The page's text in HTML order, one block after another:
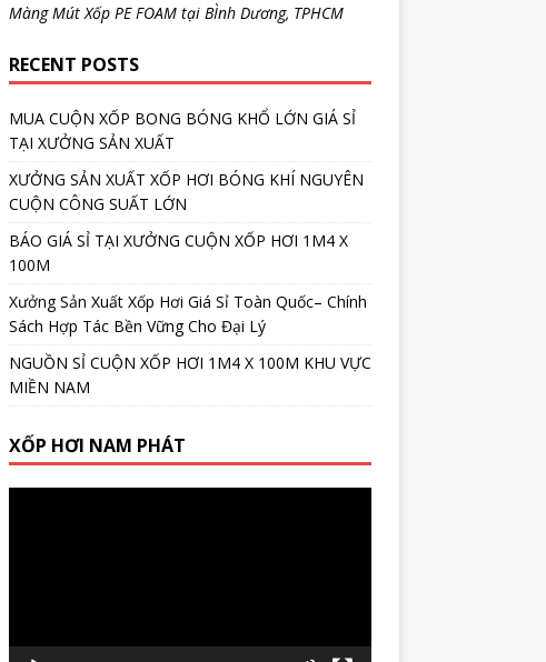
Màng Mút Xốp PE FOAM tại BÌnh Dương, TPHCM
RECENT POSTS
MUA CUỘN XỐP BONG BÓNG KHỔ LỚN GIÁ SỈ
TẠI XƯỞNG SẢN XUẤT
XƯỞNG SẢN XUẤT XỐP HƠI BÓNG KHÍ NGUYÊN
CUỘN CÔNG SUẤT LỚN
BÁO GIÁ SỈ TẠI XƯỞNG CUỘN XỐP HƠI 1M4 X
100M
Xưởng Sản Xuất Xốp Hơi Giá Sỉ Toàn Quốc– Chính
Sách Hợp Tác Bền Vững Cho Đại Lý
NGUỒN SỈ CUỘN XỐP HƠI 1M4 X 100M KHU VỰC
MIỀN NAM
XỐP HƠI NAM PHÁT